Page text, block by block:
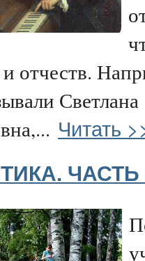
отчеств.
Светлана
Читать
ЧАСТЬ